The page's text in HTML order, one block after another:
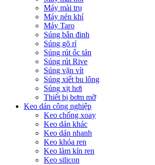
Máy mài trụ
Máy nén khí
Máy Taro
Súng bắn đinh
Súng gõ rỉ
Súng rút ốc tán
Súng rút Rive
Súng vặn vít
Súng xiết bu lông
Súng xịt hơi
Thiết bị bơm mỡ
Keo dán công nghiệp
Keo chống xoay
Keo dán khác
Keo dán nhanh
Keo khóa ren
Keo làm kín ren
Keo silicon